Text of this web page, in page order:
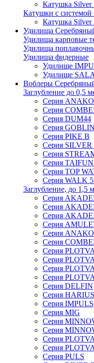
Катушка Silver
Катушки с системой
Катушка
Удилища
Удилища карповые
Удилища
Удилища фидерные
Удилище
Удилище
Воблеры
Заглубление до 0,5
Серия
Серия
Серия DUM44
Серия GOBLIN
Серия PIKE B
Серия SILVER
Серия
Серия
Серия TOP
Серия WALK
Заглубление, до 1,5
Серия
Серия
Серия
Серия
Серия
Серия
Серия
Серия
Серия
Серия PLOTVA
Серия DELFIN
Серия HARIUS
Серия IMPULS
Серия MIG
Серия
Серия
Серия
Серия
Серия PULS